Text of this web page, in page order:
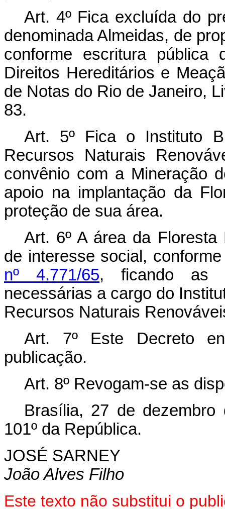
Art. 4º Fica excluída do
denominada Almeidas, de
conforme escritura
Direitos Hereditários e
de Notas do Rio de Janeiro,
83.
Art. 5º Fica o Instituto
Recursos Naturais
convênio com a Mineração
apoio na implantação da
proteção de sua área.
Art. 6º A área da
de interesse social,
nº 4.771/65, ficando as
necessárias a cargo do
Recursos Naturais
Art. 7º Este Decreto
publicação.
Art. 8º Revogam-se as
Brasília, 27 de dezembro
101º da República.
JOSÉ SARNEY
João Alves Filho
Este texto não substitui o